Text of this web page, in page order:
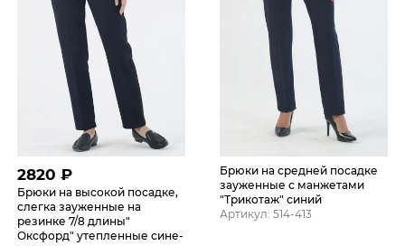
2820 ₽
Брюки на высокой посадке,
слегка зауженные на
резинке 7/8 длины"
Оксфорд" утепленные сине-
Брюки на средней посадке
зауженные с манжетами
"Трикотаж" синий
Артикул: 514-413